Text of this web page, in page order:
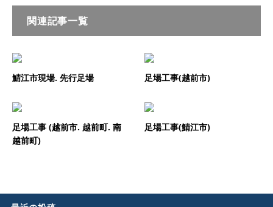
関連記事一覧
鯖江市現場. 先行足場 足場工事(越前市)
足場工事 (越前市. 越前町. 南
越前町)
足場工事(鯖江市)